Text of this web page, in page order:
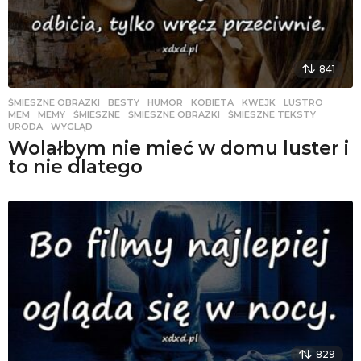
841
ŚMIESZNE OBRAZKI BESTY ,HUMOR ,KOBIETA ,KWEJK ,LUSTRO
MEM
,MEMY ,ŚMIESZNE ,ŚMIESZNE OBRAZKI ,ŚMIESZNE TEKSTY
URODA
,WYGLĄD
Wolałbym nie mieć w domu luster i
to nie dlatego
829